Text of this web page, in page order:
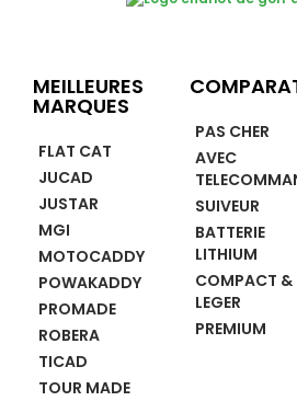
MEILLEURES
MARQUES
FLAT CAT
JUCAD
JUSTAR
MGI
MOTOCADDY
POWAKADDY
PROMADE
ROBERA
TICAD
TOUR MADE
PAS CHER
AVEC
SUIVEUR
BATTERIE
LITHIUM
COMPACT &
LEGER
PREMIUM